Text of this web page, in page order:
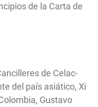
de la Carta de
de Celac-
del país asiático, Xi
Gustavo